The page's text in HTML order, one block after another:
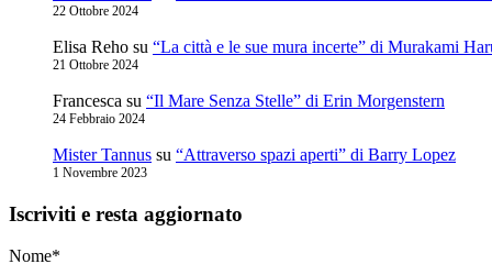
22 Ottobre 2024
Elisa Reho su “La città e le sue mura incerte” di Murakami
21 Ottobre 2024
Francesca su “Il Mare Senza Stelle” di Erin Morgenstern
24 Febbraio 2024
Mister Tannus su “Attraverso spazi aperti” di Barry Lopez
1 Novembre 2023
Iscriviti e resta aggiornato
Nome*